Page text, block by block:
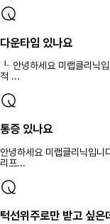
다운타임 있나요
┖ 안녕하세요 미랩클리닉
적 ...
통증 있나요
안녕하세요 미랩클리닉입
리프...
턱선위주로만 받고 싶은